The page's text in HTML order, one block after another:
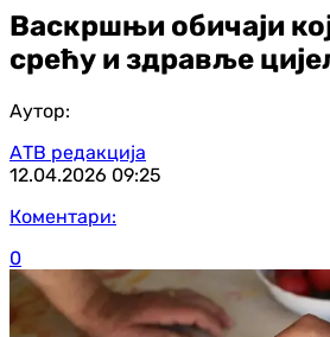
Васкршњи обичаји
срећу и здравље
Аутор:
АТВ редакција
12.04.2026 09:25
Коментари:
0